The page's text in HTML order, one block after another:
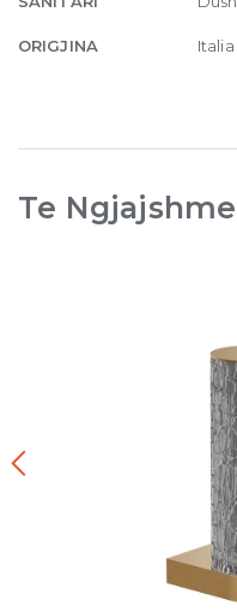
ORIGJINA Italia
Te Ngjajshme